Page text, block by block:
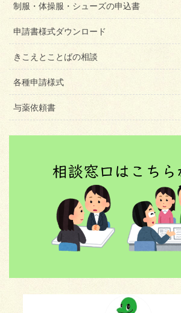
制服・体操服・シューズの申込書
申請書様式ダウンロード
きこえとことばの相談
各種申請様式
与薬依頼書